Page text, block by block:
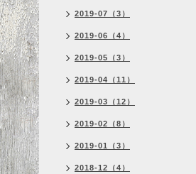
2019-07（3）
2019-06（4）
2019-05（3）
2019-04（11）
2019-03（12）
2019-02（8）
2019-01（3）
2018-12（4）